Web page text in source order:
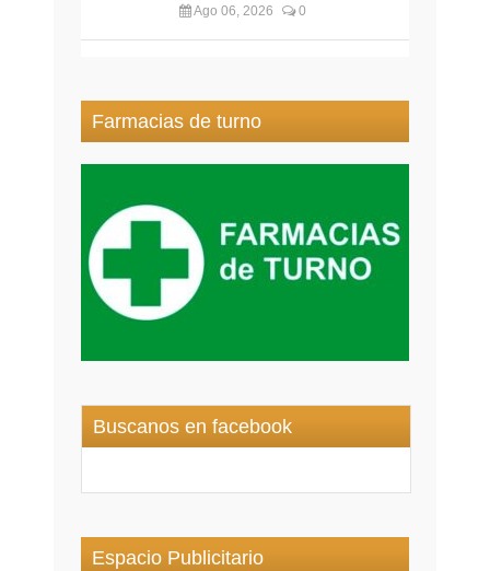
Ago 06, 2026 0
Farmacias de turno
Buscanos en facebook
Espacio Publicitario